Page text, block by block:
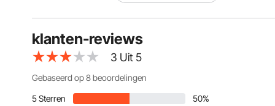
klanten-reviews
3 Uit 5
Gebaseerd op 8 beoordelingen
5 Sterren
50%